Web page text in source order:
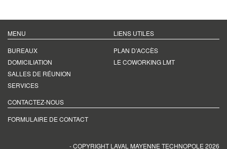
MENU
BUREAUX
DOMICILIATION
SALLES DE RÉUNION
SERVICES
LIENS UTILES
PLAN D’ACCÈS
LE COWORKING LMT
CONTACTEZ-NOUS
FORMULAIRE DE CONTACT
- COPYRIGHT LAVAL MAYENNE TECHNOPOLE 2026